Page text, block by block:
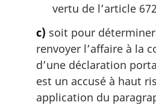
vertu de l’article
c) soit pour
renvoyer l’affaire à la
d’une déclaration
est un accusé à haut
application du